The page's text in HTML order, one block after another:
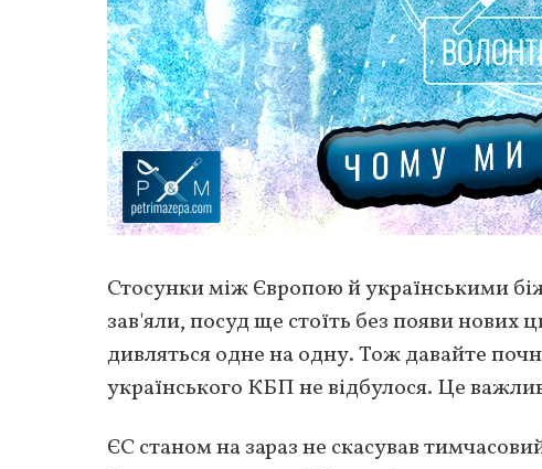
Стосунки між Європою й українськими
зав'яли, посуд ще стоїть без появи нових
дивляться одне на одну. Тож давайте
українського КБП не відбулося. Це
ЄС станом на зараз не скасував